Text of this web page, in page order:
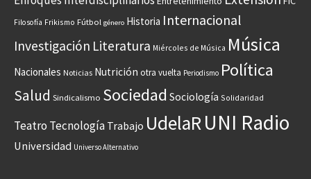
Filosofía Frikismo Fútbol género Historia Internacional
Investigación Literatura Miércoles de Música Música
Nacionales Noticias Nutrición otra vuelta Periodismo Política
Salud Sindicalismo Sociedad Sociología Solidaridad
Teatro Tecnología Trabajo UdelaRUNI Radio
Universidad Universo Alternativo